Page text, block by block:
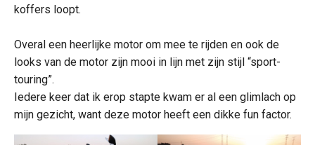
koffers loopt.
Overal een heerlijke motor om mee te rijden en ook de
looks van de motor zijn mooi in lijn met zijn stijl “sport-
touring”.
Iedere keer dat ik erop stapte kwam er al een glimlach op
mijn gezicht, want deze motor heeft een dikke fun factor.